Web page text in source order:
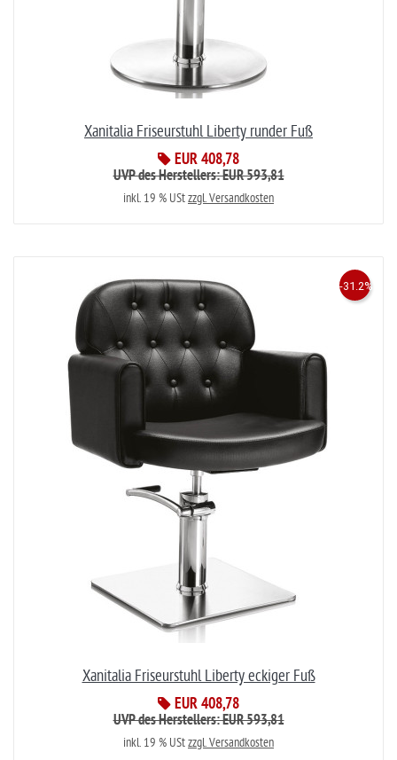
Xanitalia Friseurstuhl Liberty runder Fuß
EUR 408,78
UVP des Herstellers: EUR 593,81
inkl. 19 % UStzzgl. Versandkosten
Xanitalia Friseurstuhl Liberty eckiger Fuß
EUR 408,78
-31.2%
UVP des Herstellers: EUR 593,81
inkl. 19 % UStzzgl. Versandkosten